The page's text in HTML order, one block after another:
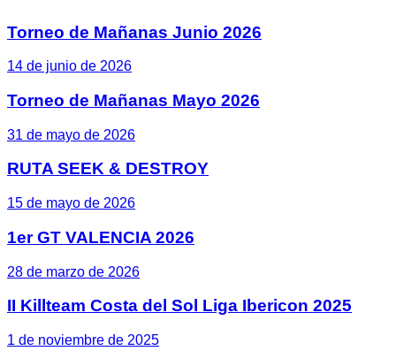
Torneo de Mañanas Junio 2026
14 de junio de 2026
Torneo de Mañanas Mayo 2026
31 de mayo de 2026
RUTA SEEK & DESTROY
15 de mayo de 2026
1er GT VALENCIA 2026
28 de marzo de 2026
II Killteam Costa del Sol Liga Ibericon 2025
1 de noviembre de 2025